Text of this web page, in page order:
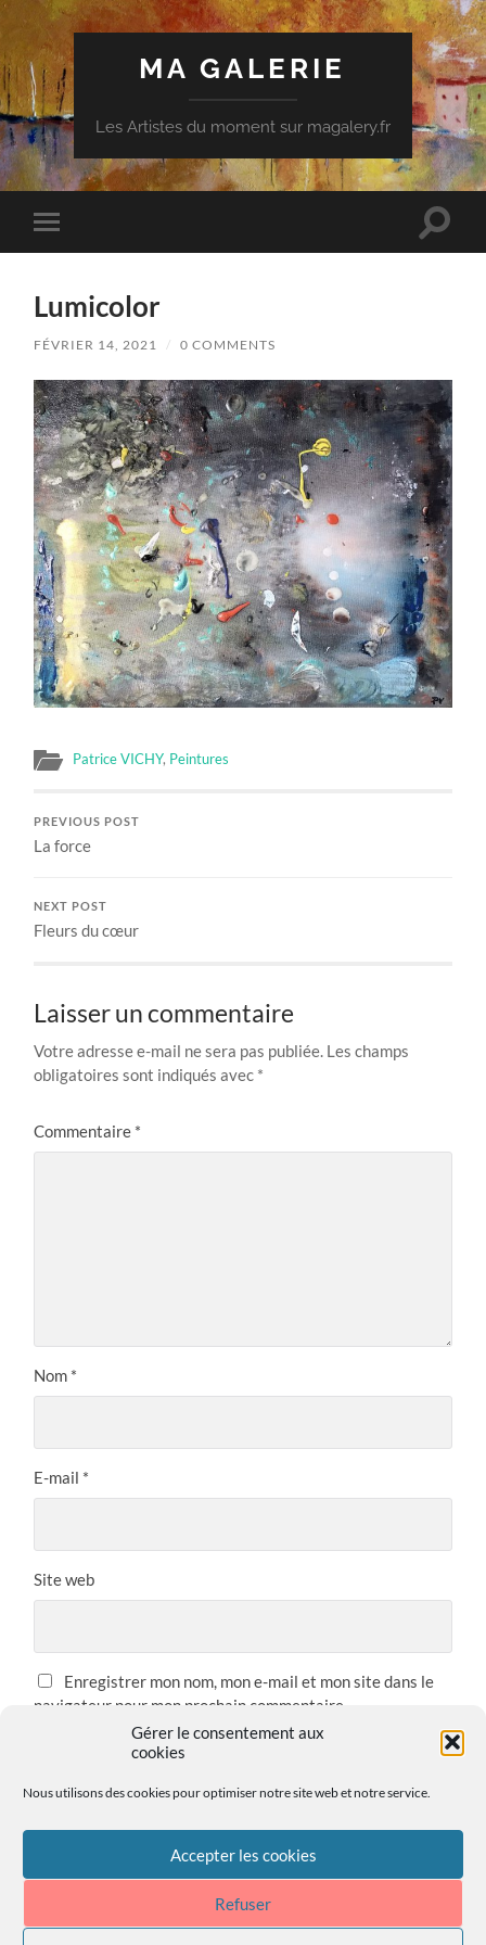
Gérer le consentement aux
cookies
Nous utilisons des cookies pour optimiser notre site web et notre service.
Accepter les cookies
Refuser
MA GALERIE
Les Artistes du moment sur magalery.fr
Toggle
mobile
Toggle
Lumicolor
FÉVRIER 14, 2021 / 0 COMMENTS
Patrice VICHY, Peintures
PREVIOUS POST
La force
NEXT POST
Fleurs du cœur
Laisser un commentaire
Votre adresse e-mail ne sera pas publiée. Les champs
obligatoires sont indiqués avec *
Commentaire *
Nom *
E-mail *
Site web
Enregistrer mon nom, mon e-mail et mon site dans le
navigateur pour mon prochain commentaire.